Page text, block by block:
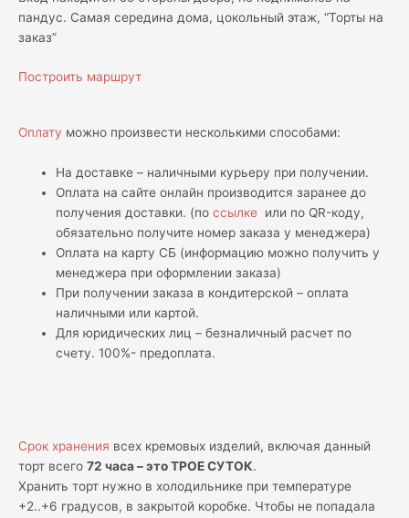
пандус. Самая середина дома, цокольный этаж, “Торты на
заказ”
Построить маршрут
Оплату можно произвести несколькими способами:
На доставке – наличными курьеру при получении.
Оплата на сайте онлайн производится заранее до
получения доставки. (поссылке или по QR-коду,
обязательно получите номер заказа у менеджера)
Оплата на карту СБ (информацию можно получить у
менеджера при оформлении заказа)
При получении заказа в кондитерской – оплата
наличными или картой.
Для юридических лиц – безналичный расчет по
счету. 100%- предоплата.
Срок хранения всех кремовых изделий, включая данный
торт всего 72 часа – это ТРОЕ СУТОК.
Хранить торт нужно в холодильнике при температуре
+2..+6 градусов, в закрытой коробке. Чтобы не попадала